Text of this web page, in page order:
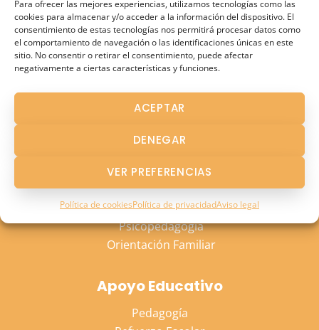
Para ofrecer las mejores experiencias, utilizamos tecnologías como las
cookies para almacenar y/o acceder a la información del dispositivo. El
consentimiento de estas tecnologías nos permitirá procesar datos como
el comportamiento de navegación o las identificaciones únicas en este
sitio. No consentir o retirar el consentimiento, puede afectar
negativamente a ciertas características y funciones.
ACEPTAR
DENEGAR
VER PREFERENCIAS
Política de cookiesPolítica de privacidadAviso legal
Atención Terapéutica
Atención Temprana
Logopedia en Los Palacios
Psicología Adulto
Psicología Niño
Psicopedagogía
Orientación Familiar
Apoyo Educativo
Pedagogía